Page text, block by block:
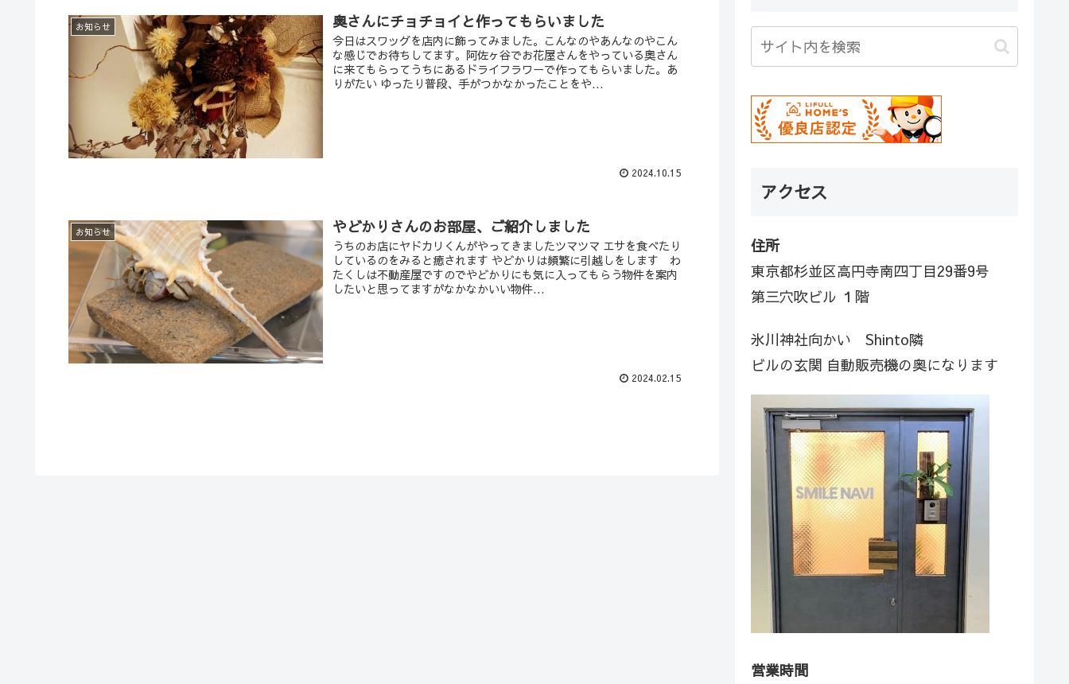
お知らせ 奥さんにチョチョイと作ってもらいました
今日はスワッグを店内に飾ってみました。こんなのやあんなのやこん
な感じでお待ちしてます。阿佐ヶ谷でお花屋さんをやっている奥さん
に来てもらってうちにあるドライフラワーで作ってもらいました。あ
りがたい ゆったり普段、手がつかなかったことをや...
2024.10.15
お知らせ やどかりさんのお部屋、ご紹介しました
うちのお店にヤドカリくんがやってきましたツマツマ エサを食べたり
しているのをみると癒されます やどかりは頻繁に引越しをします わ
たくしは不動産屋ですのでやどかりにも気に入ってもらう物件を案内
したいと思ってますがなかなかいい物件...
2024.02.15
アクセス
住所
東京都杉並区高円寺南四丁目29番9号
第三穴吹ビル １階
氷川神社向かい Shinto隣
ビルの玄関 自動販売機の奥になります
営業時間